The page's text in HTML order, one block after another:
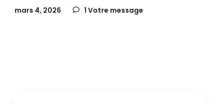
mars 4, 2026
1 Votre message